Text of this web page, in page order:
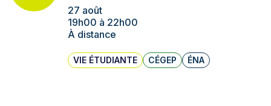
27 août
19h00 à 22h00
À distance
VIE ÉTUDIANTE CÉGEP ÉNA